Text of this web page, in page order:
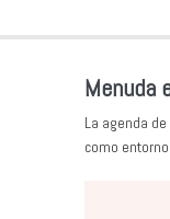
Menuda
La agenda
como